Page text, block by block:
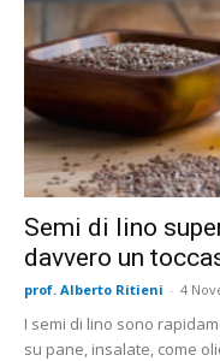
Semi di lino
davvero un
prof. Alberto Ritieni - 4
I semi di lino sono
su pane, insalate, come